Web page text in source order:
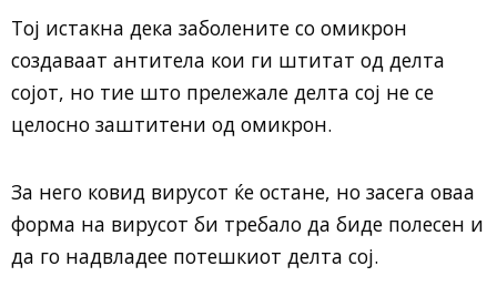
Тој истакна дека заболените со омикрон
создаваат антитела кои ги штитат од делта
сојот, но тие што прележале делта сој не се
целосно заштитени од омикрон.
За него ковид вирусот ќе остане, но засега оваа
форма на вирусот би требало да биде полесен и
да го надвладее потешкиот делта сој.